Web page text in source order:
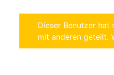
Dieser Benutzer hat
mit anderen geteilt.